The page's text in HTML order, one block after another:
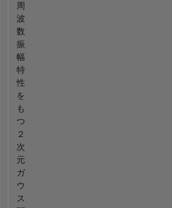
周
波
数
振
幅
特
性
を
も
つ
２
次
元
ガ
ウ
ス